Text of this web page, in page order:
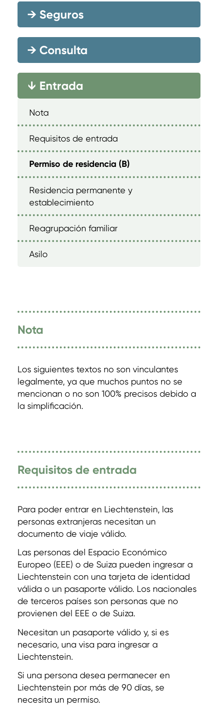
→ Seguros
→ Consulta
→ Entrada
Nota
Requisitos de entrada
Permiso de residencia (B)
Residencia permanente y
establecimiento
Reagrupación familiar
Asilo
Nota
Los siguientes textos no son vinculantes
legalmente, ya que muchos puntos no se
mencionan o no son 100% precisos debido a
la simplificación.
Requisitos de entrada
Para poder entrar en Liechtenstein, las
personas extranjeras necesitan un
documento de viaje válido.
Las personas del Espacio Económico
Europeo (EEE) o de Suiza pueden ingresar a
Liechtenstein con una tarjeta de identidad
válida o un pasaporte válido. Los nacionales
de terceros países son personas que no
provienen del EEE o de Suiza.
Necesitan un pasaporte válido y, si es
necesario, una visa para ingresar a
Liechtenstein.
Si una persona desea permanecer en
Liechtenstein por más de 90 días, se
necesita un permiso.